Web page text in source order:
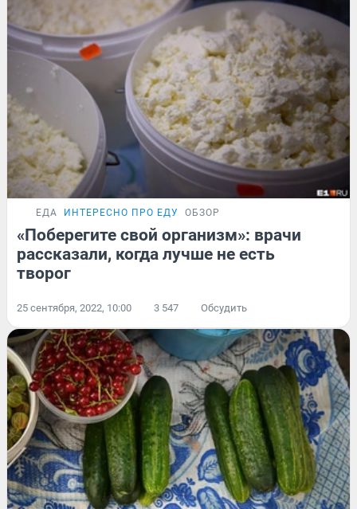
ЕДА ИНТЕРЕСНО ПРО ЕДУ ОБЗОР
«Поберегите свой организм»: врачи
рассказали, когда лучше не есть
творог
25 сентября, 2022, 10:00 3 547 Обсудить